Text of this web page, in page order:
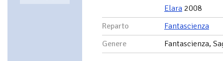
Elara 2008
Reparto
Fantascienza
Genere
Fantascienza,